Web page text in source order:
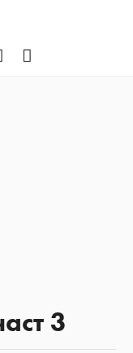
YouTube
3